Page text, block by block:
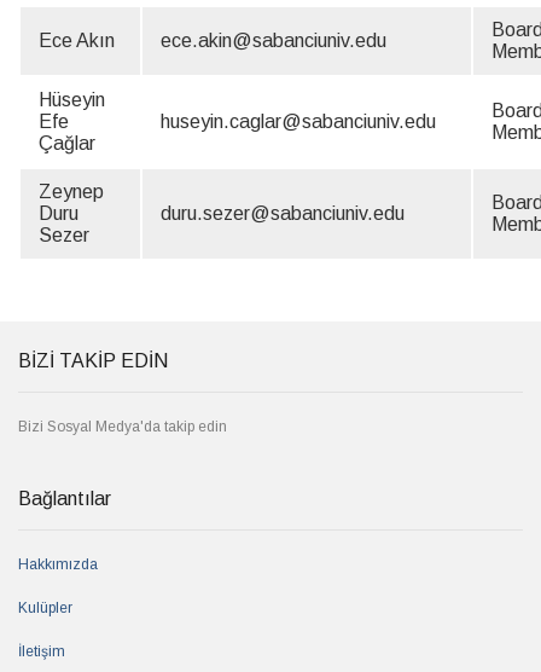
Ece Akın ece.akin@sabanciuniv.edu
Hüseyin
Efe
Çağlar
huseyin.caglar@sabanciuniv.edu
Zeynep
Duru
Sezer
duru.sezer@sabanciuniv.edu
BİZİ TAKİP EDİN
Bizi Sosyal Medya'da takip edin
Bağlantılar
Hakkımızda
Kulüpler
İletişim